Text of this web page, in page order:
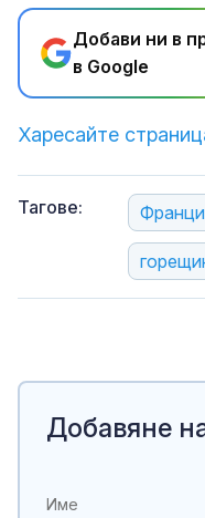
Добави ни в
в Google
Харесайте
Тагове:
Добавяне